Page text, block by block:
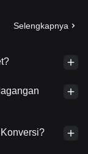
Selengkapnya